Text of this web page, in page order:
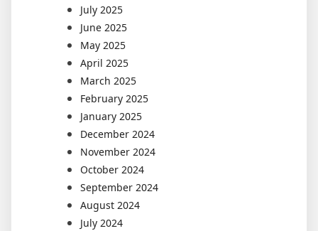
July 2025
June 2025
May 2025
April 2025
March 2025
February 2025
January 2025
December 2024
November 2024
October 2024
September 2024
August 2024
July 2024